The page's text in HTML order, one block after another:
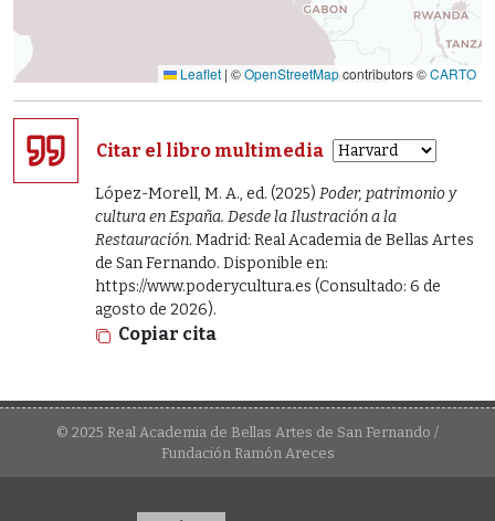
Leaflet | ©OpenStreetMapcontributors ©CARTO
Citar el libro multimedia
López-Morell, M. A., ed. (2025) Poder, patrimonio y
cultura en España. Desde la Ilustración a la
Restauración. Madrid: Real Academia de Bellas Artes
de San Fernando. Disponible en:
https://www.poderycultura.es (Consultado: 6 de
agosto de 2026).
Copiar cita
© 2025 Real Academia de Bellas Artes de San Fernando /
Fundación Ramón Areces